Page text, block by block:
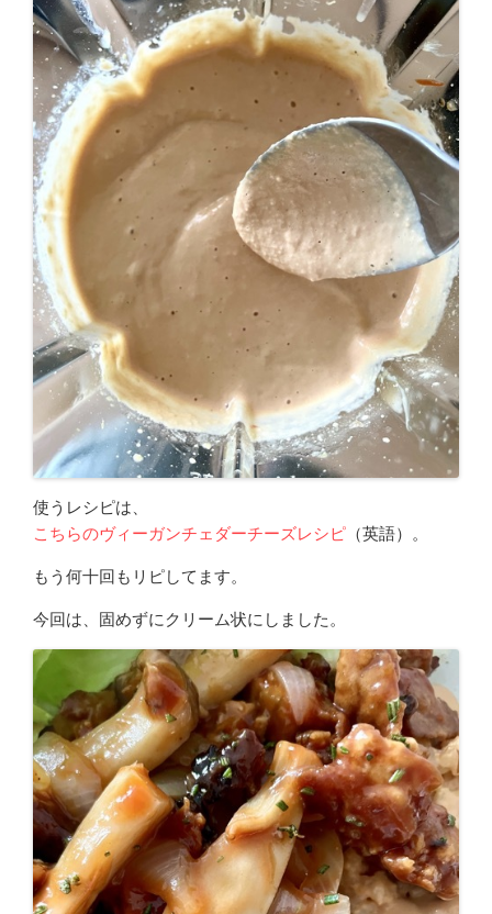
使うレシピは、
こちらのヴィーガンチェダーチーズレシピ （英語）。
もう何十回もリピしてます。
今回は、固めずにクリーム状にしました。